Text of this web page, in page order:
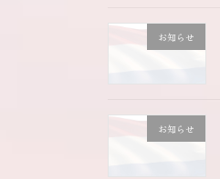
お知らせ
お知らせ